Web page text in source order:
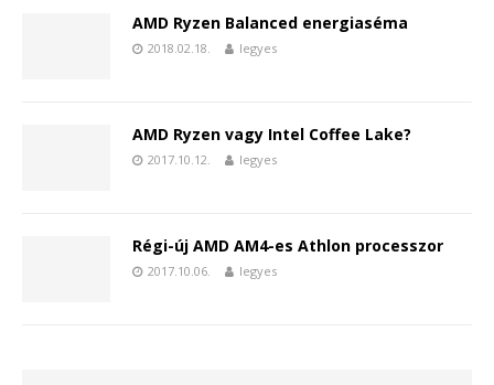
AMD Ryzen Balanced energiaséma
2018.02.18. legyes
AMD Ryzen vagy Intel Coffee Lake?
2017.10.12. legyes
Régi-új AMD AM4-es Athlon processzor
2017.10.06. legyes